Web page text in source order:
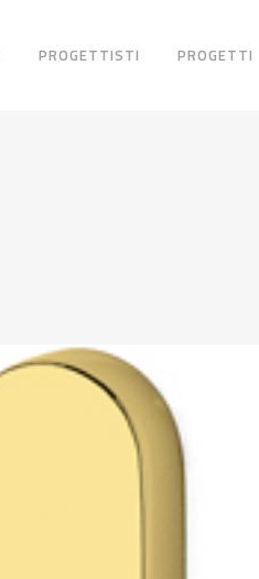
PROGETTISTI PROGETTI